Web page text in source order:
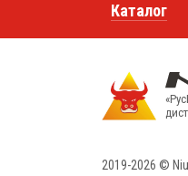
Каталог
2019-2026 ©